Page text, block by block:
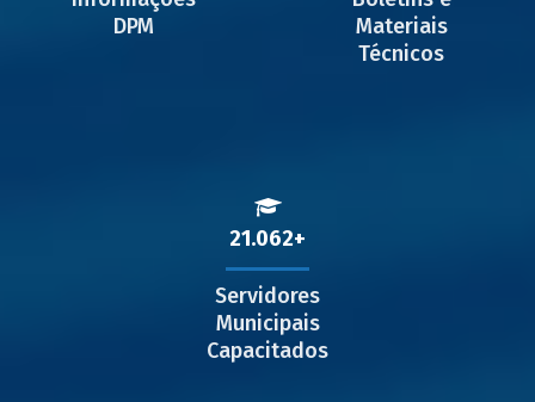
DPM
Materiais
Técnicos
21.062
Servidores
Municipais
Capacitados